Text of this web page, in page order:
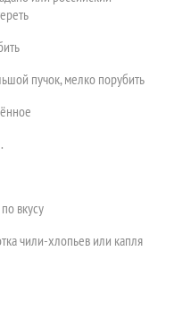
пучок, мелко порубить
вкусу
чили-хлопьев или капля